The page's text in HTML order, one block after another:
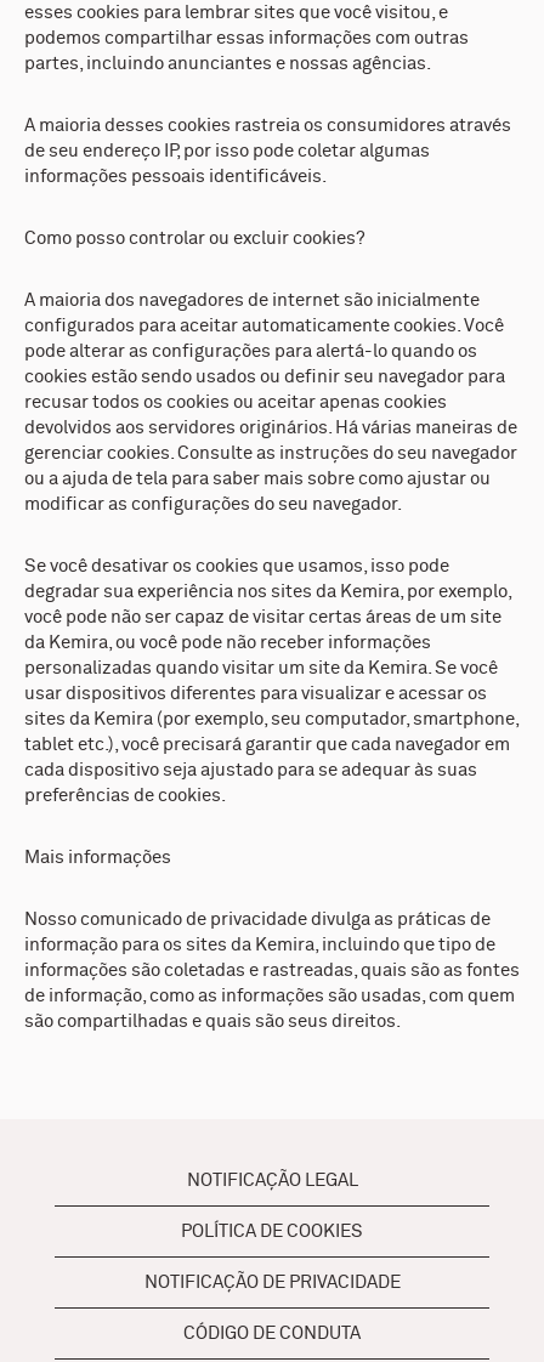
esses cookies para lembrar sites que você visitou, e
podemos compartilhar essas informações com outras
partes, incluindo anunciantes e nossas agências.
A maioria desses cookies rastreia os consumidores através
de seu endereço IP, por isso pode coletar algumas
informações pessoais identificáveis.
Como posso controlar ou excluir cookies?
A maioria dos navegadores de internet são inicialmente
configurados para aceitar automaticamente cookies. Você
pode alterar as configurações para alertá-lo quando os
cookies estão sendo usados ou definir seu navegador para
recusar todos os cookies ou aceitar apenas cookies
devolvidos aos servidores originários. Há várias maneiras de
gerenciar cookies. Consulte as instruções do seu navegador
ou a ajuda de tela para saber mais sobre como ajustar ou
modificar as configurações do seu navegador.
Se você desativar os cookies que usamos, isso pode
degradar sua experiência nos sites da Kemira, por exemplo,
você pode não ser capaz de visitar certas áreas de um site
da Kemira, ou você pode não receber informações
personalizadas quando visitar um site da Kemira. Se você
usar dispositivos diferentes para visualizar e acessar os
sites da Kemira (por exemplo, seu computador, smartphone,
tablet etc.), você precisará garantir que cada navegador em
cada dispositivo seja ajustado para se adequar às suas
preferências de cookies.
Mais informações
Nosso comunicado de privacidade divulga as práticas de
informação para os sites da Kemira, incluindo que tipo de
informações são coletadas e rastreadas, quais são as fontes
de informação, como as informações são usadas, com quem
são compartilhadas e quais são seus direitos.
NOTIFICAÇÃO LEGAL
POLÍTICA DE COOKIES
NOTIFICAÇÃO DE PRIVACIDADE
CÓDIGO DE CONDUTA